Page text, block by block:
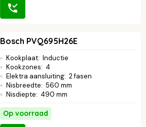
Bosch PVQ695H26E
Kookplaat: Inductie
Kookzones: 4
Elektra aansluiting: 2 fasen
Nisbreedte: 560 mm
Nisdiepte: 490 mm
Op voorraad